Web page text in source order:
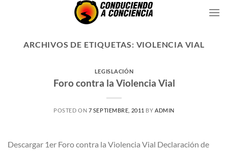
ARCHIVOS DE ETIQUETAS: VIOLENCIA VIAL
LEGISLACIÓN
Foro contra la Violencia Vial
POSTED ON 7 SEPTIEMBRE, 2011 BY ADMIN
Descargar 1er Foro contra la Violencia Vial Declaración de